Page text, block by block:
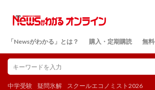
「Newsがわかる」とは？ 購入・定期購読 無
中学受験 疑問氷解 スクールエコノミスト2026
検索